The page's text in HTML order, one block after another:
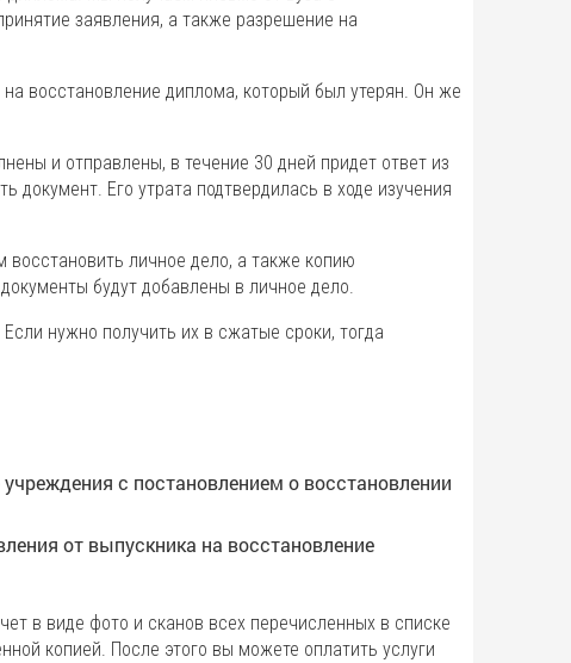
заявления, а также разрешение на
восстановление диплома, который был утерян. Он же
и отправлены, в течение 30 дней придет ответ из
документ. Его утрата подтвердилась в ходе изучения
личное дело, а также копию
будут добавлены в личное дело.
нужно получить их в сжатые сроки, тогда
с постановлением о восстановлении
от выпускника на восстановление
в виде фото и сканов всех перечисленных в списке
копией. После этого вы можете оплатить услуги